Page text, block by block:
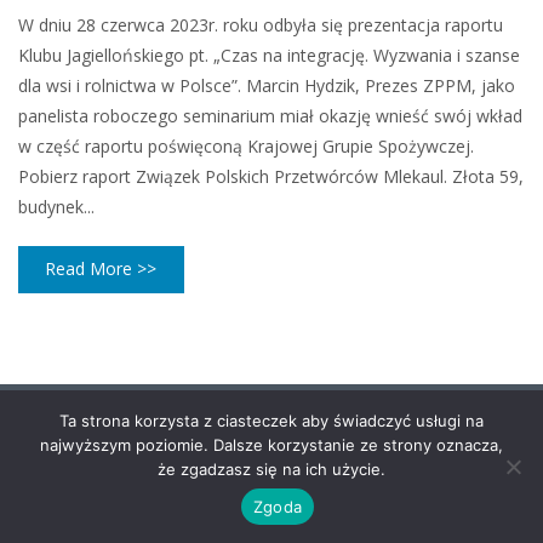
W dniu 28 czerwca 2023r. roku odbyła się prezentacja raportu
Klubu Jagiellońskiego pt. „Czas na integrację. Wyzwania i szanse
dla wsi i rolnictwa w Polsce”. Marcin Hydzik, Prezes ZPPM, jako
panelista roboczego seminarium miał okazję wnieść swój wkład
w część raportu poświęconą Krajowej Grupie Spożywczej.
Pobierz raport Związek Polskich Przetwórców Mlekaul. Złota 59,
budynek...
Read More >>
Ta strona korzysta z ciasteczek aby świadczyć usługi na
najwyższym poziomie. Dalsze korzystanie ze strony oznacza,
że zgadzasz się na ich użycie.
Zgoda